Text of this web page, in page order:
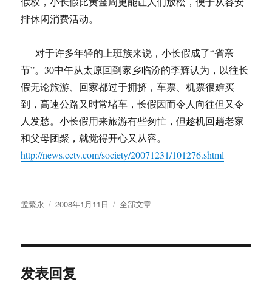
排休闲消费活动。
对于许多年轻的上班族来说，小长假成了“省亲
节”。30中午从太原回到家乡临汾的李辉认为，以往长
假无论旅游、回家都过于拥挤，车票、机票很难买
到，高速公路又时常堵车，长假因而令人向往但又令
人发愁。小长假用来旅游有些匆忙，但趁机回趟老家
和父母团聚，就觉得开心又从容。
http://news.cctv.com/society/20071231/101276.shtml
作
孟繁永
发
2008年1月11日
分
全部文章
发表回复